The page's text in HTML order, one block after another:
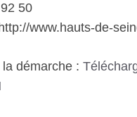
50
www.hauts-de-
démarche :